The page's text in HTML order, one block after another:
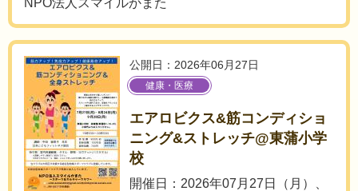
NPO法人スマイルかまた
公開日：2026年06月27日
健康・医療
エアロビクス&筋コンディショ
ニング&ストレッチ@東蒲小学
校
開催日：2026年07月27日（月）、